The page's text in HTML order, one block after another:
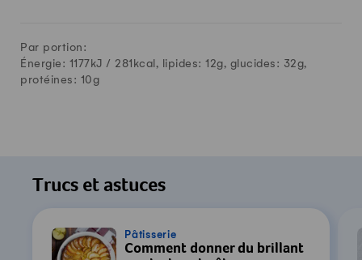
Par portion:
Énergie: 1177kJ / 281 kcal, lipides: 12g, glucides: 32g,
protéines: 10g
Trucs et astuces
Pâtisserie
Comment donner du brillant